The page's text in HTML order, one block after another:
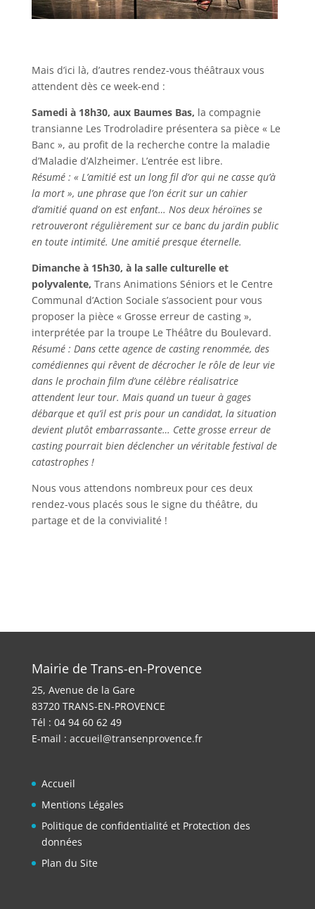
Mais d’ici là, d’autres rendez-vous théâtraux vous
attendent dès ce week-end :
Samedi à 18h30, aux Baumes Bas, la compagnie
transianne Les Trodroladire présentera sa pièce « Le
Banc », au profit de la recherche contre la maladie
d’Maladie d’Alzheimer. L’entrée est libre.
Résumé : « L’amitié est un long fil d’or qui ne casse qu’à
la mort », une phrase que l’on écrit sur un cahier
d’amitié quand on est enfant… Nos deux héroïnes se
retrouveront régulièrement sur ce banc du jardin public
en toute intimité. Une amitié presque éternelle.
Dimanche à 15h30, à la salle culturelle et
polyvalente, Trans Animations Séniors et le Centre
Communal d’Action Sociale s’associent pour vous
proposer la pièce « Grosse erreur de casting »,
interprétée par la troupe Le Théâtre du Boulevard.
Résumé : Dans cette agence de casting renommée, des
comédiennes qui rêvent de décrocher le rôle de leur vie
dans le prochain film d’une célèbre réalisatrice
attendent leur tour. Mais quand un tueur à gages
débarque et qu’il est pris pour un candidat, la situation
devient plutôt embarrassante… Cette grosse erreur de
casting pourrait bien déclencher un véritable festival de
catastrophes !
Nous vous attendons nombreux pour ces deux
rendez-vous placés sous le signe du théâtre, du
partage et de la convivialité !
Mairie de Trans-en-Provence
25, Avenue de la Gare
83720 TRANS-EN-PROVENCE
Tél : 04 94 60 62 49
E-mail : accueil@transenprovence.fr
Accueil
Mentions Légales
Politique de confidentialité et Protection des
données
Plan du Site